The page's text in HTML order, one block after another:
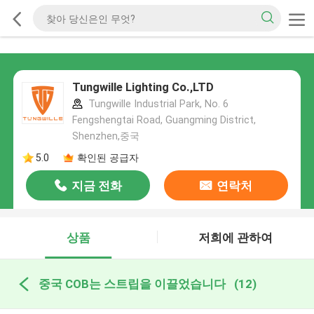
Tungwille Lighting Co.,LTD
Tungwille Industrial Park, No. 6
Fengshengtai Road, Guangming District,
Shenzhen,중국
5.0
확인된 공급자
지금 전화 연락처
상품 저희에 관하여
중국 COB는 스트립을 이끌었습니다 (12)